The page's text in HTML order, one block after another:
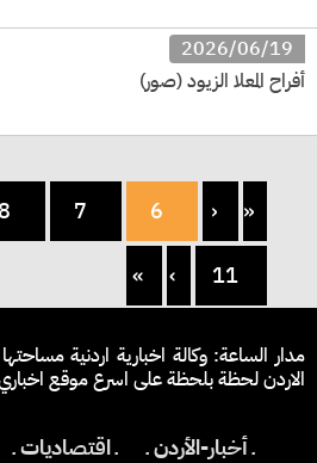
2026/06/19
أفراح المعلا الزيود (صور)
«
‹
6
7
8
11
›
»
مدار الساعة: وكالة اخبارية اردنية
الاردن لحظة بلحظة على اسرع موقع اخباري
ـ أخبار-الأردن ـ ـ اقتصاديات ـ